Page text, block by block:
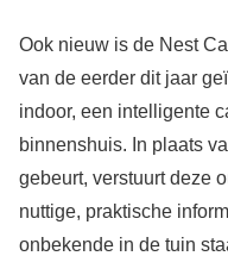
Ook nieuw is de Nest
van de eerder dit jaar
indoor, een intelligente
binnenshuis. In plaats
gebeurt, verstuurt deze
nuttige, praktische
onbekende in de tuin